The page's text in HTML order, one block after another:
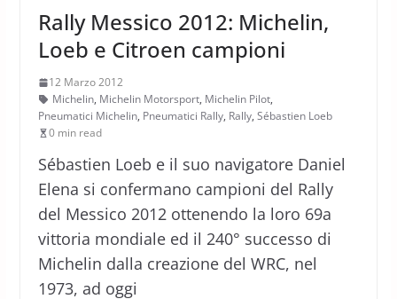
Rally Messico 2012: Michelin,
Loeb e Citroen campioni
12 Marzo 2012
Michelin, Michelin Motorsport, Michelin Pilot,
Pneumatici Michelin, Pneumatici Rally, Rally, Sébastien Loeb
0 min read
Sébastien Loeb e il suo navigatore Daniel
Elena si confermano campioni del Rally
del Messico 2012 ottenendo la loro 69a
vittoria mondiale ed il 240° successo di
Michelin dalla creazione del WRC, nel
1973, ad oggi